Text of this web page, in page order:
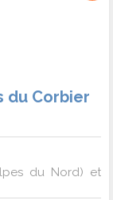
du Corbier
du Nord) et